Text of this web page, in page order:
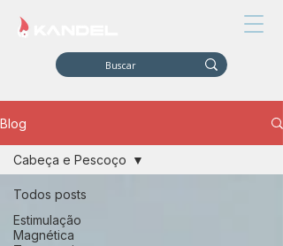
Blog
Todos posts
Estimulação
Magnética
Cabeça e Pescoço